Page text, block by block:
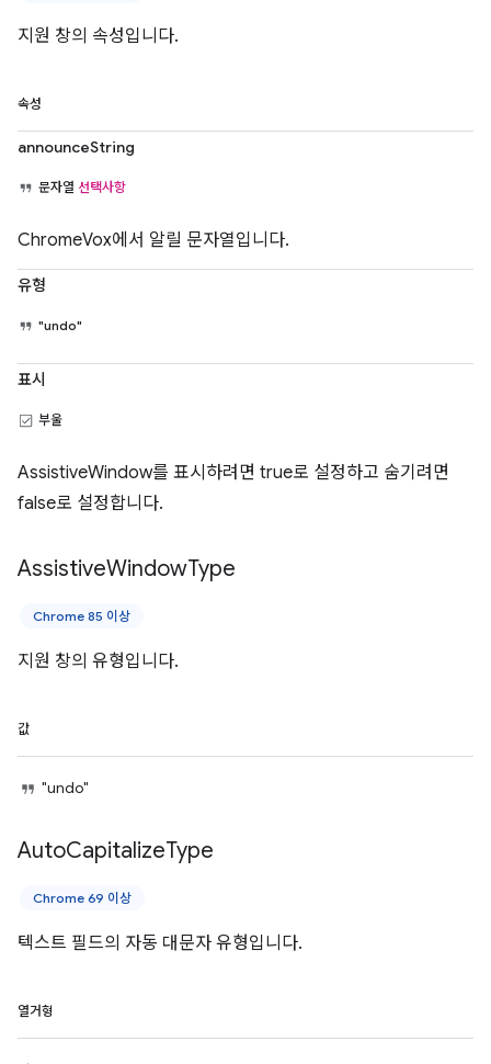
지원 창의 속성입니다.
속성
announceString
문자열 선택사항
ChromeVox에서 알릴 문자열입니다.
유형
"undo"
표시
부울
AssistiveWindow를 표시하려면 true로 설정하고 숨기려면
false로 설정합니다.
AssistiveWindowType
Chrome 85 이상
지원 창의 유형입니다.
값
"undo"
AutoCapitalizeType
Chrome 69 이상
텍스트 필드의 자동 대문자 유형입니다.
열거형